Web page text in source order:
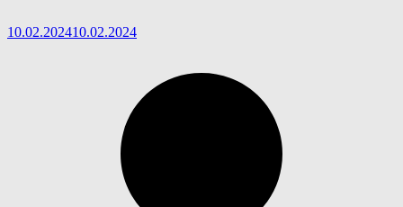
10.02.202410.02.2024